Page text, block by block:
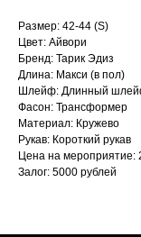
Размер: 42-44 (S)
Цвет: Айвори
Бренд: Тарик Эдиз
Длина: Макси (в пол)
Шлейф: Длинный
Фасон: Трансформер
Материал: Кружево
Рукав: Короткий рукав
Цена на мероприятие:
Залог: 5000 рублей